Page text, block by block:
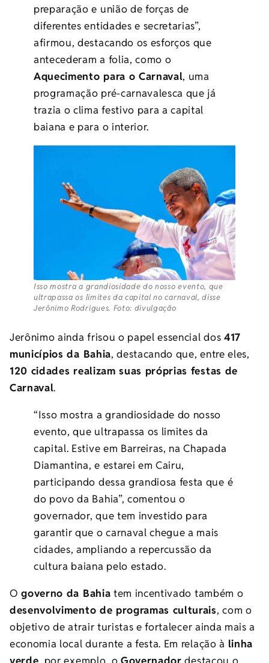
preparação e união de forças de
diferentes entidades e secretarias”,
afirmou, destacando os esforços que
antecederam a folia, como o
Aquecimento para o Carnaval, uma
programação pré-carnavalesca que já
trazia o clima festivo para a capital
baiana e para o interior.
Isso mostra a grandiosidade do nosso evento, que
ultrapassa os limites da capital no carnaval, disse
Jerônimo Rodrigues. Foto: divulgação
Jerônimo ainda frisou o papel essencial dos 417
municípios da Bahia, destacando que, entre eles,
120 cidades realizam suas próprias festas de
Carnaval.
“Isso mostra a grandiosidade do nosso
evento, que ultrapassa os limites da
capital. Estive em Barreiras, na Chapada
Diamantina, e estarei em Cairu,
participando dessa grandiosa festa que é
do povo da Bahia”, comentou o
governador, que tem investido para
garantir que o carnaval chegue a mais
cidades, ampliando a repercussão da
cultura baiana pelo estado.
Ogoverno da Bahia tem incentivado também o
desenvolvimento de programas culturais, com o
objetivo de atrair turistas e fortalecer ainda mais a
economia local durante a festa. Em relação à linha
verde , por exemplo, o Governador destacou o